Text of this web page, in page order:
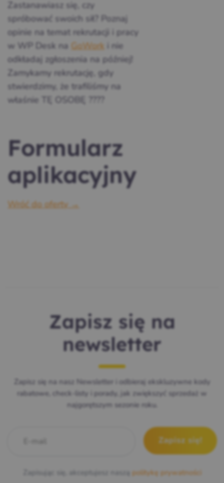
Zastanawiasz się, czy
spróbować swoich sił? Poznaj
opinie na temat rekrutacji i pracy
w WP Desk na GoWork i nie
odkładaj zgłoszenia na później!
Zamykamy rekrutację, gdy
stwierdzimy, że trafiliśmy na
właśnie TĘ OSOBĘ ????
Formularz
aplikacyjny
Wróć do oferty →
Zapisz się na
newsletter
Zapisz się na nasz Newsletter i odbieraj ekskluzywne kody
rabatowe, check-listy i porady, jak zwiększyć sprzedaż w
najgorętszym sezonie roku.
E-mail*
Zapisując się, akceptujesz naszą politykę prywatności